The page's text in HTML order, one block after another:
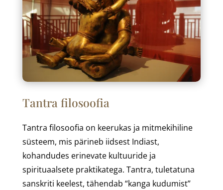
Tantra filosoofia
Tantra filosoofia on keerukas ja mitmekihiline
süsteem, mis pärineb iidsest Indiast,
kohandudes erinevate kultuuride ja
spirituaalsete praktikatega. Tantra, tuletatuna
sanskriti keelest, tähendab “kanga kudumist”